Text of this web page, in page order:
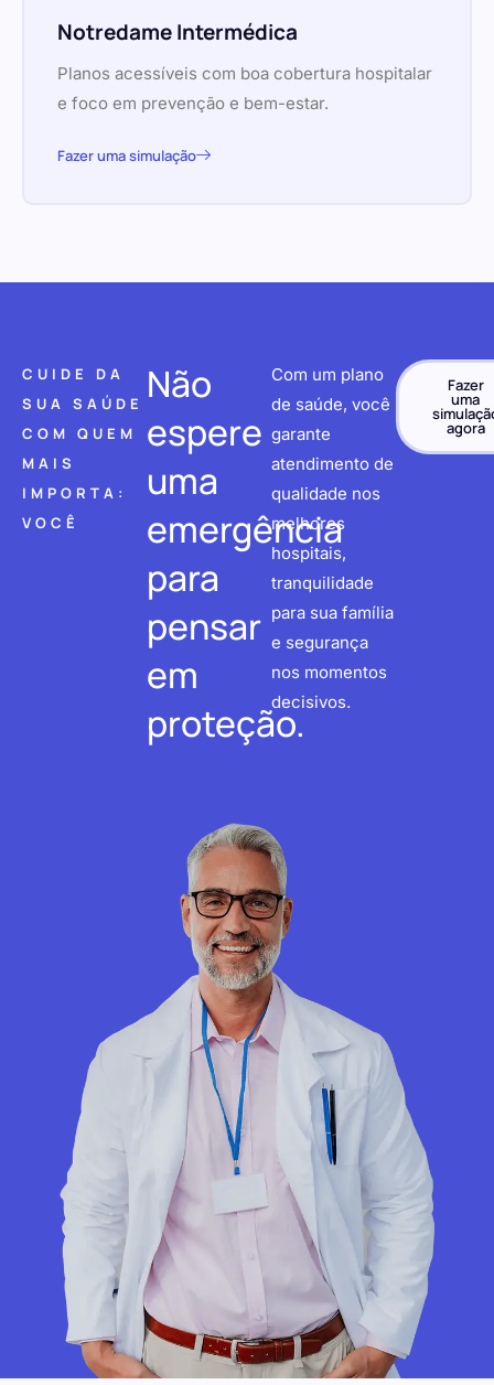
Notredame Intermédica
Planos acessíveis com boa cobertura hospitalar
e foco em prevenção e bem-estar.
Fazer uma simulação
CUIDE DA
SUA SAÚDE
COM QUEM
MAIS
IMPORTA:
VOCÊ
Não
espere
uma
emergência
para
pensar
em
proteção.
Com um plano
de saúde, você
garante
atendimento de
qualidade nos
melhores
hospitais,
tranquilidade
para sua família
e segurança
nos momentos
decisivos.
Fazer
uma
agora